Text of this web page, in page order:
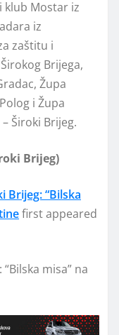
klub Mostar iz
iz
zaštitu i
Brijega,
Župa
i Župa
Široki Brijeg.
Brijeg)
Brijeg: “Bilska
first appeared